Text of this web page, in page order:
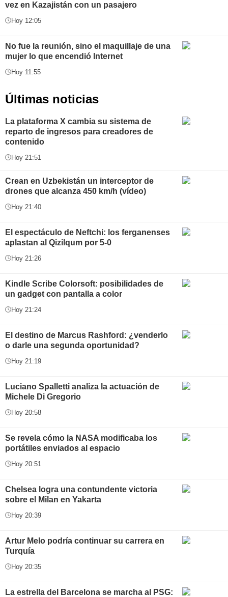
vez en Kazajistán con un pasajero
Hoy 12:05
No fue la reunión, sino el maquillaje de una
mujer lo que encendió Internet
Hoy 11:55
Últimas noticias
La plataforma X cambia su sistema de
reparto de ingresos para creadores de
contenido
Hoy 21:51
Crean en Uzbekistán un interceptor de
drones que alcanza 450 km/h (vídeo)
Hoy 21:40
El espectáculo de Neftchi: los ferganenses
aplastan al Qizilqum por 5-0
Hoy 21:26
Kindle Scribe Colorsoft: posibilidades de
un gadget con pantalla a color
Hoy 21:24
El destino de Marcus Rashford: ¿venderlo
o darle una segunda oportunidad?
Hoy 21:19
Luciano Spalletti analiza la actuación de
Michele Di Gregorio
Hoy 20:58
Se revela cómo la NASA modificaba los
portátiles enviados al espacio
Hoy 20:51
Chelsea logra una contundente victoria
sobre el Milan en Yakarta
Hoy 20:39
Artur Melo podría continuar su carrera en
Turquía
Hoy 20:35
La estrella del Barcelona se marcha al PSG: